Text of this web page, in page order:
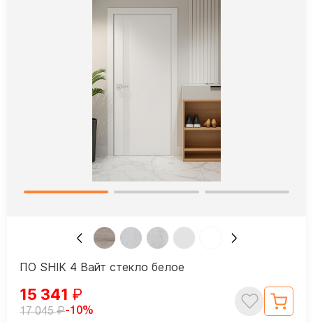
ПО SHIK 4 Вайт стекло белое
15 341 ₽
17 045₽-10%